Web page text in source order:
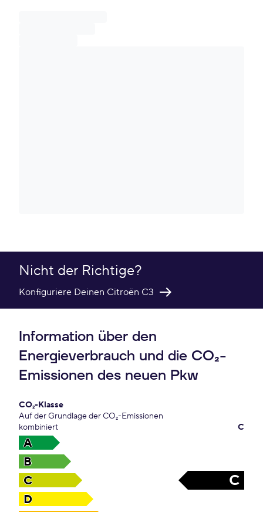
Nicht der Richtige?
Konfiguriere Deinen Citroën C3
Information über den
Energieverbrauch und die CO₂-
Emissionen des neuen Pkw
CO₂-Klasse
Auf der Grundlage der CO₂-Emissionen
kombiniert
C
A
B
C
C
D